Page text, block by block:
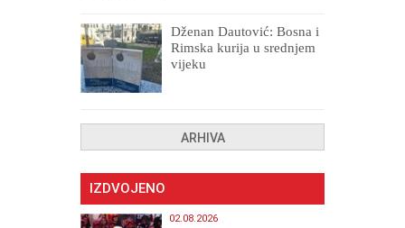
Dženan Dautović: Bosna i
Rimska kurija u srednjem
vijeku
ARHIVA
IZDVOJENO
02.08.2026